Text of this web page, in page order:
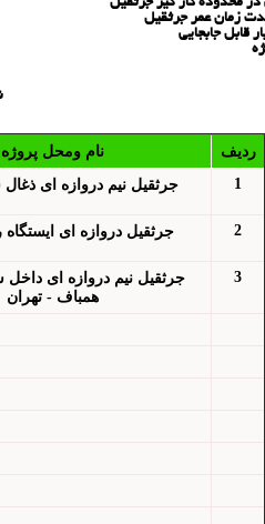
ردیف نام ومحل پروژه
1
جرثقيل نيم دروازه ای
2 جرثقيل دروازه ای ايستگاه
3
جرثقيل نيم دروازه ای
همباف - تهران